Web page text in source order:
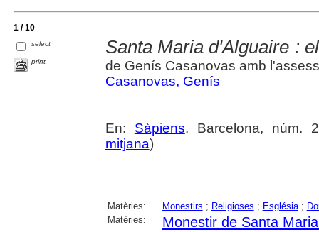
1 / 10
select
print
Santa Maria d'Alguaire :
de Genís Casanovas amb
Casanovas, Genís
En: Sàpiens. Barcelona, núm.
mitjana)
Matèries: Monestirs ; Religioses ; Església;
Matèries:
Monestir de Santa